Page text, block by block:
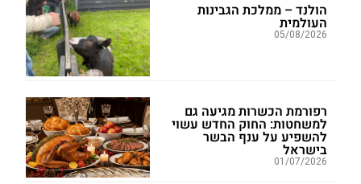
הולנד – ממלכת הגבינות
העולמית
05/08/2026
רפורמת הכשרות מגיעה גם
למשחטות: החוק החדש עשוי
להשפיע על ענף הבשר
בישראל
01/07/2026